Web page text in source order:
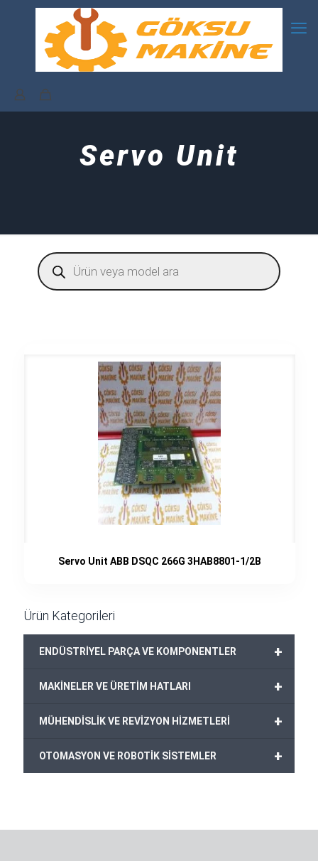
Servo Unit
Products
search
Servo Unit ABB DSQC 266G 3HAB8801-1/2B
Ürün Kategorileri
+
ENDÜSTRİYEL PARÇA VE KOMPONENTLER
+
MAKİNELER VE ÜRETİM HATLARI
+
MÜHENDİSLİK VE REVİZYON HİZMETLERİ
+
OTOMASYON VE ROBOTİK SİSTEMLER